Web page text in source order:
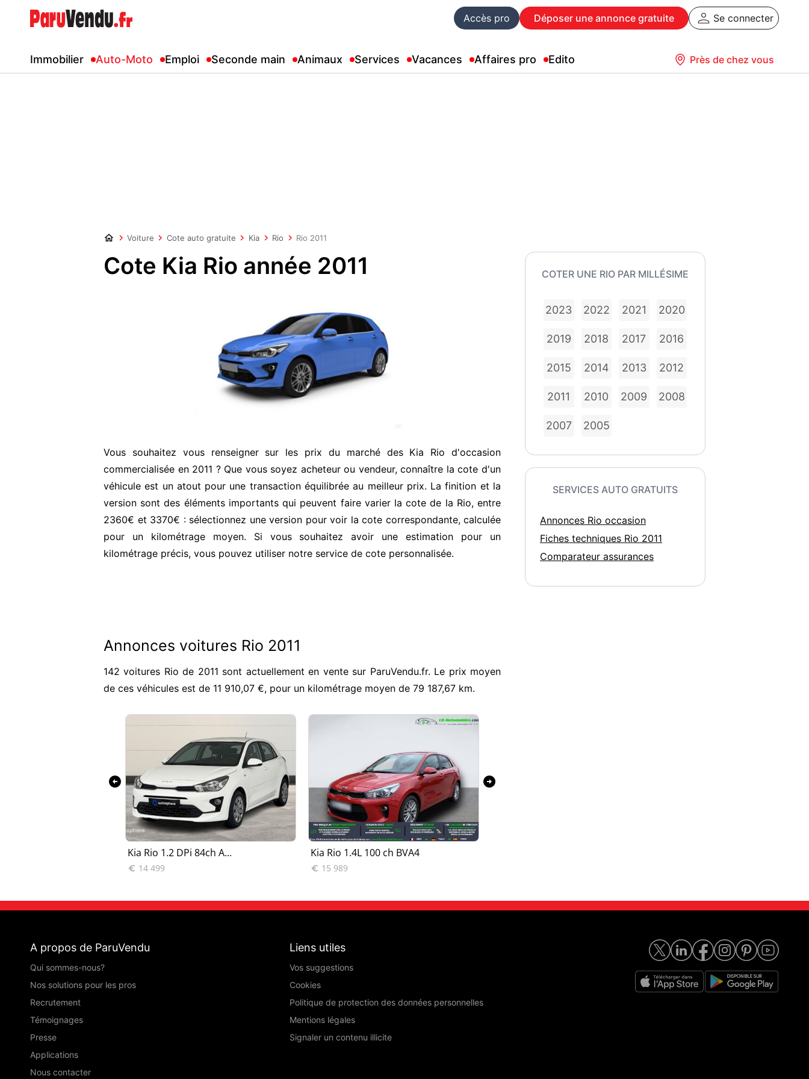
Accès pro Déposer une annonce gratuite Se connecter
Immobilier Auto-Moto Emploi Seconde main Animaux Services Vacances Affaires pro Edito Près de chez vous
Voiture Cote auto gratuite Kia Rio Rio 2011
Cote Kia Rio année 2011
Vous souhaitez vous renseigner sur les prix du marché des Kia Rio d'occasion
commercialisée en 2011 ? Que vous soyez acheteur ou vendeur, connaître la cote d'un
véhicule est un atout pour une transaction équilibrée au meilleur prix. La finition et la
version sont des éléments importants qui peuvent faire varier la cote de la Rio, entre
2360€ et 3370€ : sélectionnez une version pour voir la cote correspondante, calculée
pour un kilométrage moyen. Si vous souhaitez avoir une estimation pour un
kilométrage précis, vous pouvez utiliser notre service de cote personnalisée.
Annonces voitures Rio 2011
142 voitures Rio de 2011 sont actuellement en vente sur ParuVendu.fr. Le prix moyen
de ces véhicules est de 11 910,07 €, pour un kilométrage moyen de 79 187,67 km.
Kia Rio 1.2 DPi 84ch A...
 14 499
Kia Rio 1.4L 100 ch BVA4
 15 989
arrow_circle_left arrow_circle_right
COTER UNE RIO PAR MILLÉSIME
2023 2022 2021 2020
2019 2018 2017 2016
2015 2014 2013 2012
2011 2010 2009 2008
2007 2005
SERVICES AUTO GRATUITS
Annonces Rio occasion
Fiches techniques Rio 2011
Comparateur assurances
A propos de ParuVendu
Qui sommes-nous?
Nos solutions pour les pros
Recrutement
Témoignages
Presse
Applications
Nous contacter
Liens utiles
Vos suggestions
Cookies
Politique de protection des données personnelles
Mentions légales
Signaler un contenu illicite